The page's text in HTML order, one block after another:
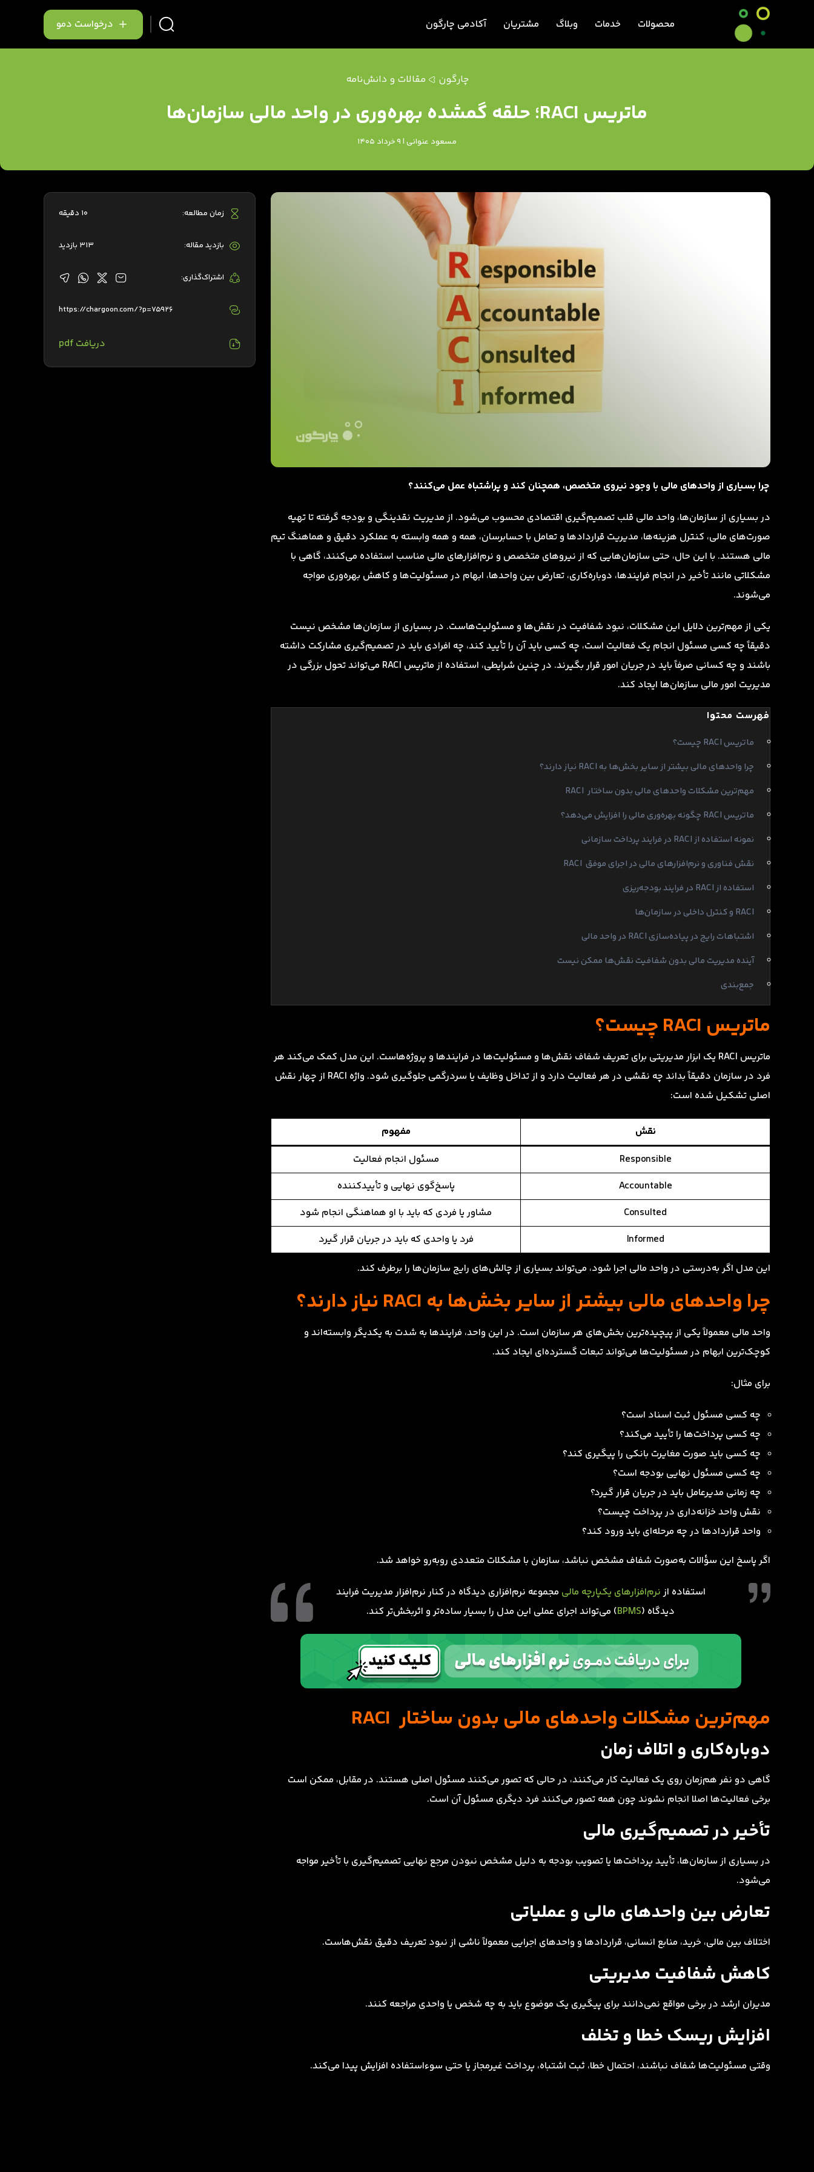
محصولات خدمات وبلاگ مشتریان آکادمی چارگون درخواست دمو
چارگون مقالات و دانش‌نامه
ماتریس RACI؛ حلقه گمشده بهره‌وری در واحد مالی سازمان‌ها
مسعود عنوانی | 9 خرداد 1405
چرا بسیاری از واحدهای مالی با وجود نیروی متخصص، همچنان کند و پراشتباه عمل می‌کنند؟
در بسیاری از سازمان‌ها، واحد مالی قلب تصمیم‌گیری اقتصادی محسوب می‌شود. از مدیریت نقدینگی و بودجه گرفته تا تهیه
صورت‌های مالی، کنترل هزینه‌ها، مدیریت قراردادها و تعامل با حسابرسان، همه و همه وابسته به عملکرد دقیق و هماهنگ تیم
مالی هستند. با این حال، حتی سازمان‌هایی که از نیروهای متخصص و نرم‌افزارهای مالی مناسب استفاده می‌کنند، گاهی با
مشکلاتی مانند تأخیر در انجام فرایندها، دوباره‌کاری، تعارض بین واحدها، ابهام در مسئولیت‌ها و کاهش بهره‌وری مواجه
می‌شوند.
یکی از مهم‌ترین دلایل این مشکلات، نبود شفافیت در نقش‌ها و مسئولیت‌هاست. در بسیاری از سازمان‌ها مشخص نیست
دقیقاً چه کسی مسئول انجام یک فعالیت است، چه کسی باید آن را تأیید کند، چه افرادی باید در تصمیم‌گیری مشارکت داشته
باشند و چه کسانی صرفاً باید در جریان امور قرار بگیرند. در چنین شرایطی، استفاده از ماتریس RACI می‌تواند تحول بزرگی در
مدیریت امور مالی سازمان‌ها ایجاد کند.
فهرست محتوا
ماتریس RACI چیست؟
چرا واحدهای مالی بیشتر از سایر بخش‌ها به RACI نیاز دارند؟
مهم‌ترین مشکلات واحدهای مالی بدون ساختار RACI
ماتریس RACI چگونه بهره‌وری مالی را افزایش می‌دهد؟
نمونه استفاده از RACI در فرایند پرداخت سازمانی
نقش فناوری و نرم‌افزارهای مالی در اجرای موفق RACI
استفاده از RACI در فرایند بودجه‌ریزی
RACI و کنترل داخلی در سازمان‌ها
اشتباهات رایج در پیاده‌سازی RACI در واحد مالی
آینده مدیریت مالی بدون شفافیت نقش‌ها ممکن نیست
جمع‌بندی
ماتریس RACI چیست؟
ماتریس RACI یک ابزار مدیریتی برای تعریف شفاف نقش‌ها و مسئولیت‌ها در فرایندها و پروژه‌هاست. این مدل کمک می‌کند هر
فرد در سازمان دقیقاً بداند چه نقشی در هر فعالیت دارد و از تداخل وظایف یا سردرگمی جلوگیری شود. واژه RACI از چهار نقش
اصلی تشکیل شده است:
نقش
مفهوم
Responsible
مسئول انجام فعالیت
Accountable
پاسخ‌گوی نهایی و تأییدکننده
Consulted
مشاور یا فردی که باید با او هماهنگی انجام شود
Informed
فرد یا واحدی که باید در جریان قرار گیرد
این مدل اگر به‌درستی در واحد مالی اجرا شود، می‌تواند بسیاری از چالش‌های رایج سازمان‌ها را برطرف کند.
چرا واحدهای مالی بیشتر از سایر بخش‌ها به RACI نیاز دارند؟
واحد مالی معمولاً یکی از پیچیده‌ترین بخش‌های هر سازمان است. در این واحد، فرایندها به شدت به یکدیگر وابسته‌اند و
کوچک‌ترین ابهام در مسئولیت‌ها می‌تواند تبعات گسترده‌ای ایجاد کند.
برای مثال:
چه کسی مسئول ثبت اسناد است؟
چه کسی پرداخت‌ها را تأیید می‌کند؟
چه کسی باید صورت مغایرت بانکی را پیگیری کند؟
چه کسی مسئول نهایی بودجه است؟
چه زمانی مدیرعامل باید در جریان قرار گیرد؟
نقش واحد خزانه‌داری در پرداخت چیست؟
واحد قراردادها در چه مرحله‌ای باید ورود کند؟
اگر پاسخ این سؤالات به‌صورت شفاف مشخص نباشد، سازمان با مشکلات متعددی روبه‌رو خواهد شد.
استفاده ازنرم‌افزارهای یکپارچه مالی مجموعه نرم‌افزاری دیدگاه در کنار نرم‌افزار مدیریت فرایند
دیدگاه (BPMS) می‌تواند اجرای عملی این مدل را بسیار ساده‌تر و اثربخش‌تر کند.
مهم‌ترین مشکلات واحدهای مالی بدون ساختار RACI
دوباره‌کاری و اتلاف زمان
گاهی دو نفر هم‌زمان روی یک فعالیت کار می‌کنند، در حالی که تصور می‌کنند مسئول اصلی هستند. در مقابل، ممکن است
برخی فعالیت‌ها اصلا انجام نشوند چون همه تصور می‌کنند فرد دیگری مسئول آن است.
تأخیر در تصمیم‌گیری مالی
در بسیاری از سازمان‌ها، تأیید پرداخت‌ها یا تصویب بودجه به دلیل مشخص نبودن مرجع نهایی تصمیم‌گیری با تأخیر مواجه
می‌شود.
تعارض بین واحدهای مالی و عملیاتی
اختلاف بین مالی، خرید، منابع انسانی، قراردادها و واحدهای اجرایی معمولاً ناشی از نبود تعریف دقیق نقش‌هاست.
کاهش شفافیت مدیریتی
مدیران ارشد در برخی مواقع نمی‌دانند برای پیگیری یک موضوع باید به چه شخص یا واحدی مراجعه کنند.
افزایش ریسک خطا و تخلف
وقتی مسئولیت‌ها شفاف نباشند، احتمال خطا، ثبت اشتباه، پرداخت غیرمجاز یا حتی سوءاستفاده افزایش پیدا می‌کند.
زمان مطالعه: 10 دقیقه
بازدید مقاله: 313 بازدید
اشتراک‌گذاری:
https://chargoon.com/?p=75926
دریافت pdf